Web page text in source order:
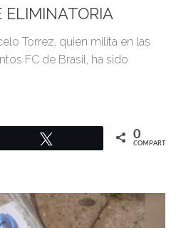
ELIMINATORIA
Torrez, quien milita en las
FC de Brasil, ha sido
0
COMPARTIR